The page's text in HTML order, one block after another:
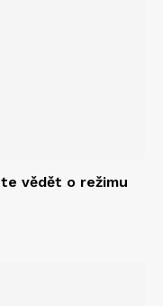
vědět o režimu